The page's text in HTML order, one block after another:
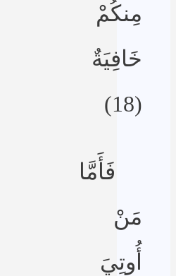
مِنكُمْ
خَافِيَةٌ
(18)
فَأَمَّا
مَنْ
أُوتِيَ